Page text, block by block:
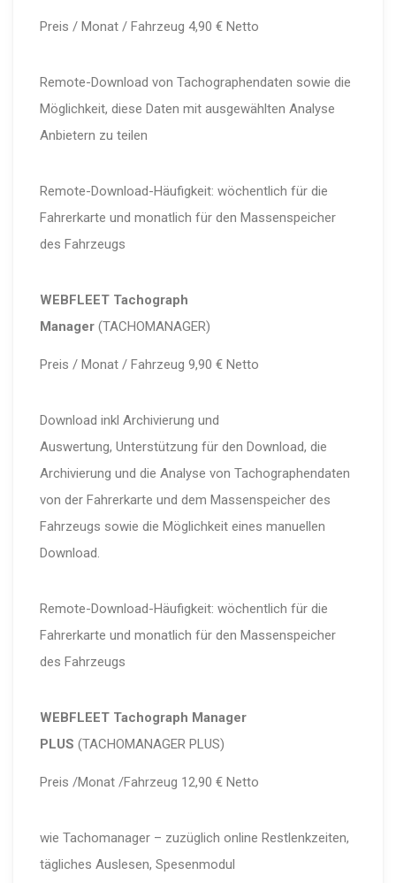
Preis / Monat / Fahrzeug 4,90 € Netto
Remote-Download von Tachographendaten sowie die
Möglichkeit, diese Daten mit ausgewählten Analyse
Anbietern zu teilen
Remote-Download-Häufigkeit: wöchentlich für die
Fahrerkarte und monatlich für den Massenspeicher
des Fahrzeugs
WEBFLEET Tachograph
Manager (TACHOMANAGER)
Preis / Monat / Fahrzeug 9,90 € Netto
Download inkl Archivierung und
Auswertung, Unterstützung für den Download, die
Archivierung und die Analyse von Tachographendaten
von der Fahrerkarte und dem Massenspeicher des
Fahrzeugs sowie die Möglichkeit eines manuellen
Download.
Remote-Download-Häufigkeit: wöchentlich für die
Fahrerkarte und monatlich für den Massenspeicher
des Fahrzeugs
WEBFLEET Tachograph Manager
PLUS (TACHOMANAGER PLUS)
Preis /Monat /Fahrzeug 12,90 € Netto
wie Tachomanager – zuzüglich online Restlenkzeiten,
tägliches Auslesen, Spesenmodul